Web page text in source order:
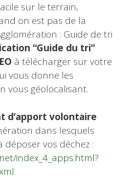
sur le terrain,
on est pas de la
: Guide de tri
“Guide du tri”
à télécharger sur votre
vous donne les
vous géolocalisant.
d’apport volontaire
dans lesquels
déposer vos déchez :
index_4_apps.html?